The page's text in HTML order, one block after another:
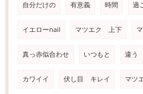
自分だけの 有意義 時間 過
イエローnail マツエク 上下
真っ赤似合わせ いつもと 違う
カワイイ 伏し目 キレイ マツ